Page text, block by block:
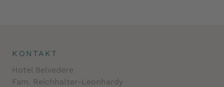
KONTAKT
Hotel Belvedere
Fam. Reichhalter-Leonhardy